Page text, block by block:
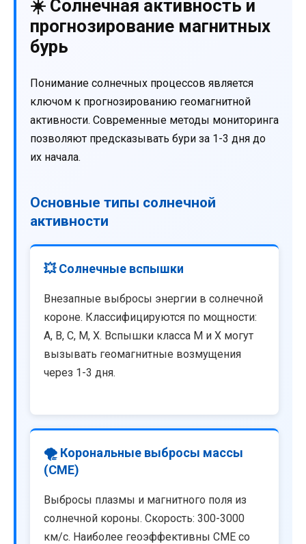
☀️ Солнечная активность и
прогнозирование магнитных
бурь
Понимание солнечных процессов является
ключом к прогнозированию геомагнитной
активности. Современные методы мониторинга
позволяют предсказывать бури за 1-3 дня до
их начала.
Основные типы солнечной
активности
💥 Солнечные вспышки
Внезапные выбросы энергии в солнечной
короне. Классифицируются по мощности:
A, B, C, M, X. Вспышки класса M и X могут
вызывать геомагнитные возмущения
через 1-3 дня.
🌪️ Корональные выбросы массы
(CME)
Выбросы плазмы и магнитного поля из
солнечной короны. Скорость: 300-3000
км/с. Наиболее геоэффективны CME со